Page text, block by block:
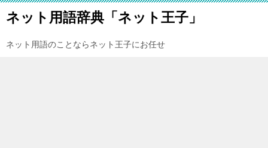
ネット用語辞典「ネット王子」
ネット用語のことならネット王子にお任せ